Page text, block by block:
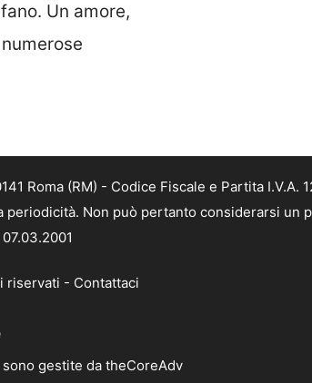
Un amore,
Roma (RM) - Codice Fiscale e Partita I.V.A.
Non può pertanto considerarsi un
riservati - Contattaci
gestite da theCoreAdv